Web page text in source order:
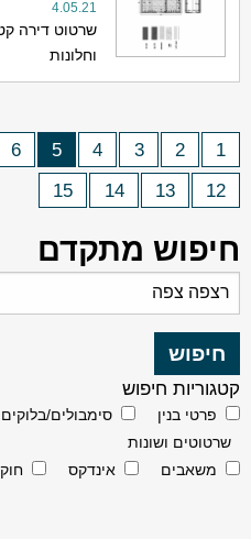
4.05.21
וחלונות
1
2
3
4
5
6
12
13
14
15
חיפוש מתקדם
קטגוריות חיפוש
פרטי בנין סימבולים/בלוקים
שרטוטים ושונות
משאבים
אינדקס